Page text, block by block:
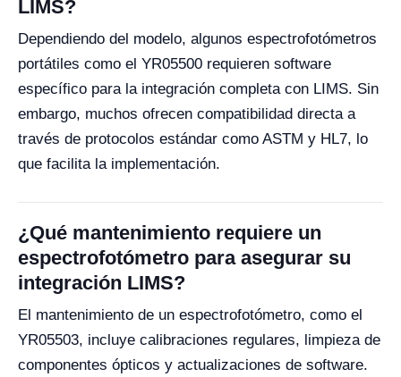
LIMS?
Dependiendo del modelo, algunos espectrofotómetros
portátiles como el YR05500 requieren software
específico para la integración completa con LIMS. Sin
embargo, muchos ofrecen compatibilidad directa a
través de protocolos estándar como ASTM y HL7, lo
que facilita la implementación.
¿Qué mantenimiento requiere un
espectrofotómetro para asegurar su
integración LIMS?
El mantenimiento de un espectrofotómetro, como el
YR05503, incluye calibraciones regulares, limpieza de
componentes ópticos y actualizaciones de software.